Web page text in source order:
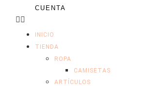
CUENTA
INICIO
TIENDA
ROPA
CAMISETAS
ARTÍCULOS